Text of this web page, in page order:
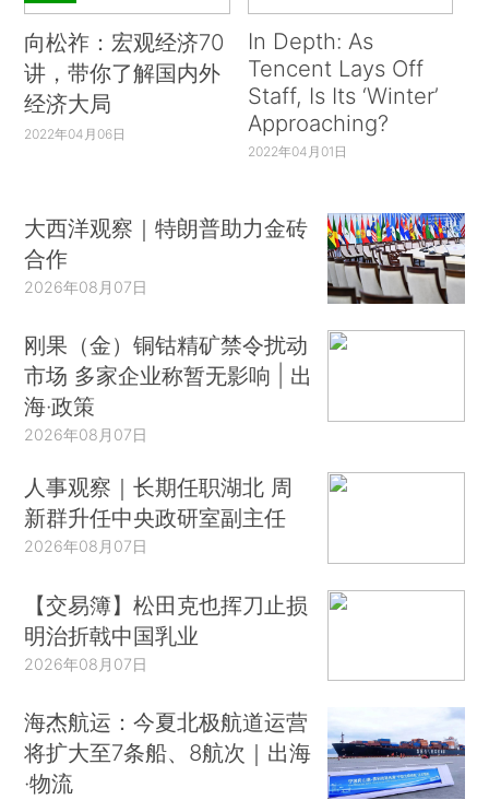
向松祚：宏观经济70
讲，带你了解国内外
经济大局
2022年04月06日
In Depth: As
Tencent Lays Off
Staff, Is Its ‘Winter’
Approaching?
2022年04月01日
大西洋观察｜特朗普助力金砖
合作
2026年08月07日
刚果（金）铜钴精矿禁令扰动
市场 多家企业称暂无影响 | 出
海·政策
2026年08月07日
人事观察｜长期任职湖北 周
新群升任中央政研室副主任
2026年08月07日
【交易簿】松田克也挥刀止损
明治折戟中国乳业
2026年08月07日
海杰航运：今夏北极航道运营
将扩大至7条船、8航次｜出海
·物流